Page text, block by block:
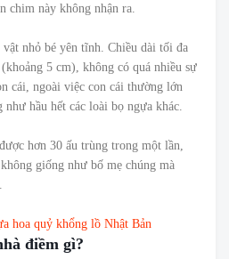
chim này không nhận ra.
nhỏ bé yên tĩnh. Chiều dài tối đa
5 cm), không có quá nhiều sự
cái, ngoài việc con cái thường lớn
hầu hết các loài bọ ngựa khác.
hơn 30 ấu trùng trong một lần,
giống như bố mẹ chúng mà
hoa quỷ khổng lồ Nhật Bản
điềm gì?